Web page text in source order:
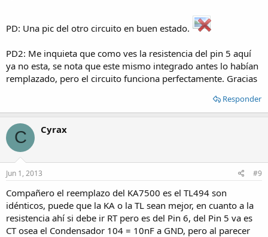
PD: Una pic del otro circuito en buen estado.
PD2: Me inquieta que como ves la resistencia del pin 5 aquí
ya no esta, se nota que este mismo integrado antes lo habían
remplazado, pero el circuito funciona perfectamente. Gracias
Responder
C Cyrax
Jun 1, 2013 #9
Compañero el reemplazo del KA7500 es el TL494 son
idénticos, puede que la KA o la TL sean mejor, en cuanto a la
resistencia ahí si debe ir RT pero es del Pin 6, del Pin 5 va es
CT osea el Condensador 104 = 10nF a GND, pero al parecer